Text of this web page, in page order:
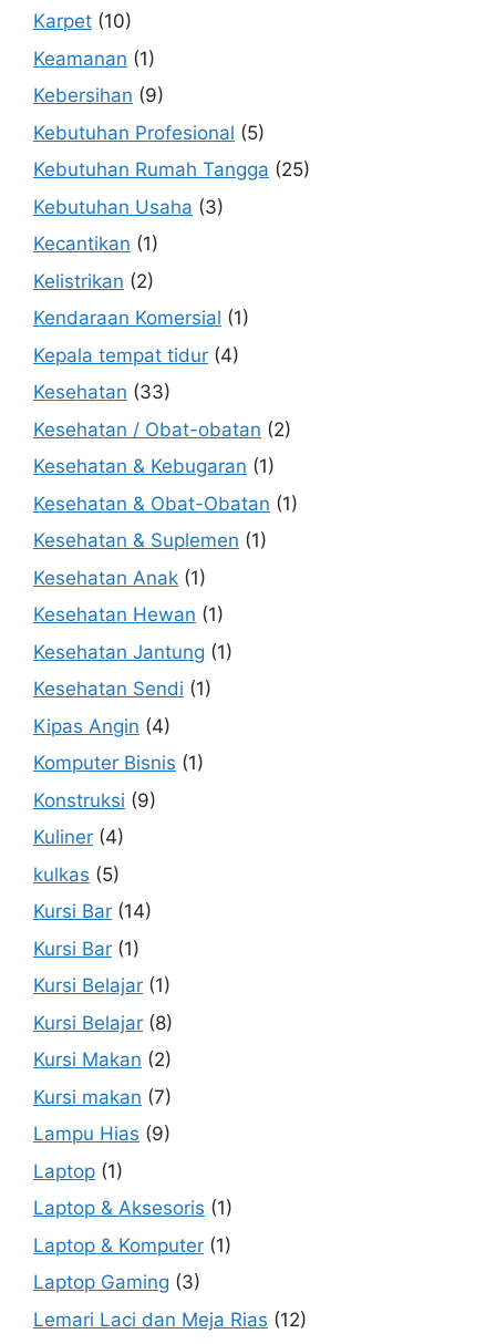
Karpet (10)
Keamanan (1)
Kebersihan (9)
Kebutuhan Profesional (5)
Kebutuhan Rumah Tangga (25)
Kebutuhan Usaha (3)
Kecantikan (1)
Kelistrikan (2)
Kendaraan Komersial (1)
Kepala tempat tidur (4)
Kesehatan (33)
Kesehatan / Obat-obatan (2)
Kesehatan & Kebugaran (1)
Kesehatan & Obat-Obatan (1)
Kesehatan & Suplemen (1)
Kesehatan Anak (1)
Kesehatan Hewan (1)
Kesehatan Jantung (1)
Kesehatan Sendi (1)
Kipas Angin (4)
Komputer Bisnis (1)
Konstruksi (9)
Kuliner (4)
kulkas (5)
Kursi Bar (14)
Kursi Bar (1)
Kursi Belajar (1)
Kursi Belajar (8)
Kursi Makan (2)
Kursi makan (7)
Lampu Hias (9)
Laptop (1)
Laptop & Aksesoris (1)
Laptop & Komputer (1)
Laptop Gaming (3)
Lemari Laci dan Meja Rias (12)